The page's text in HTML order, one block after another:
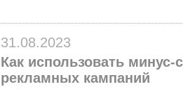
31.08.2023
Как использовать
рекламных кампаний